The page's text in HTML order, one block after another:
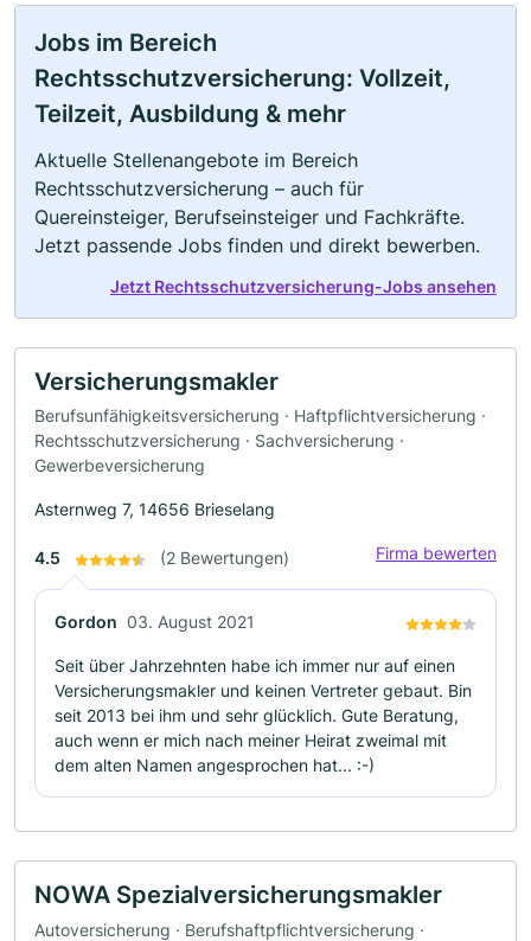
Jobs im Bereich
Rechtsschutzversicherung: Vollzeit,
Teilzeit, Ausbildung & mehr
Aktuelle Stellenangebote im Bereich
Rechtsschutzversicherung – auch für
Quereinsteiger, Berufseinsteiger und Fachkräfte.
Jetzt passende Jobs finden und direkt bewerben.
Jetzt Rechtsschutzversicherung-Jobs ansehen
Versicherungsmakler
Berufsunfähigkeitsversicherung · Haftpflichtversicherung ·
Rechtsschutzversicherung · Sachversicherung ·
Gewerbeversicherung
Asternweg 7, 14656 Brieselang
4.5 (2 Bewertungen) Firma bewerten
Gordon 03. August 2021
Seit über Jahrzehnten habe ich immer nur auf einen
Versicherungsmakler und keinen Vertreter gebaut. Bin
seit 2013 bei ihm und sehr glücklich. Gute Beratung,
auch wenn er mich nach meiner Heirat zweimal mit
dem alten Namen angesprochen hat... :-)
NOWA Spezialversicherungsmakler
Autoversicherung · Berufshaftpflichtversicherung ·